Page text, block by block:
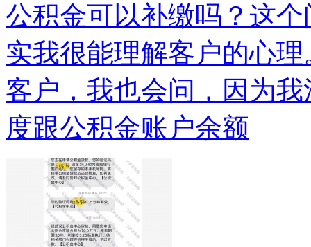
公积金可以补缴吗？这
实我很能理解客户的心
客户，我也会问，因为
度跟公积金账户余额